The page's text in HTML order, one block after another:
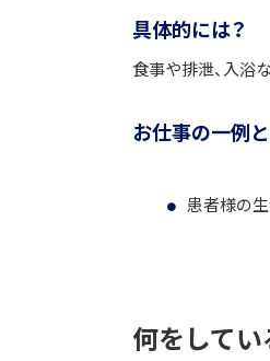
具体的には？
食事や排泄、入浴
お仕事の一例
患者様の
何をしてい